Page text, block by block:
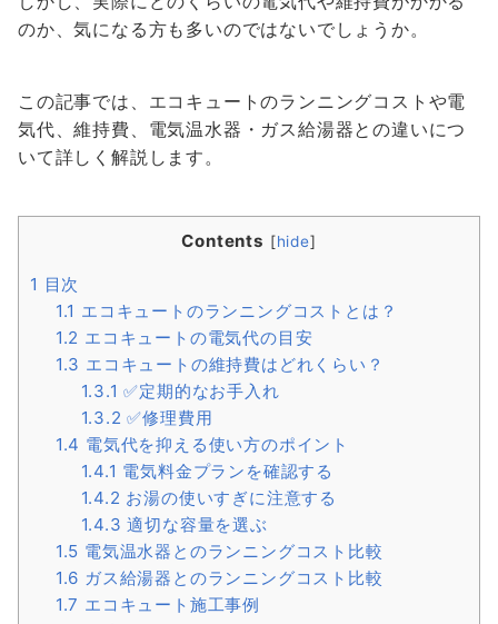
のか、気になる方も多いのではないでしょうか。
この記事では、エコキュートのランニングコストや電
気代、維持費、電気温水器・ガス給湯器との違いにつ
いて詳しく解説します。
Contents [hide]
1 目次
1.1 エコキュートのランニングコストとは？
1.2 エコキュートの電気代の目安
1.3 エコキュートの維持費はどれくらい？
1.3.1 ✅定期的なお手入れ
1.3.2 ✅修理費用
1.4 電気代を抑える使い方のポイント
1.4.1 電気料金プランを確認する
1.4.2 お湯の使いすぎに注意する
1.4.3 適切な容量を選ぶ
1.5 電気温水器とのランニングコスト比較
1.6 ガス給湯器とのランニングコスト比較
1.7 エコキュート施工事例